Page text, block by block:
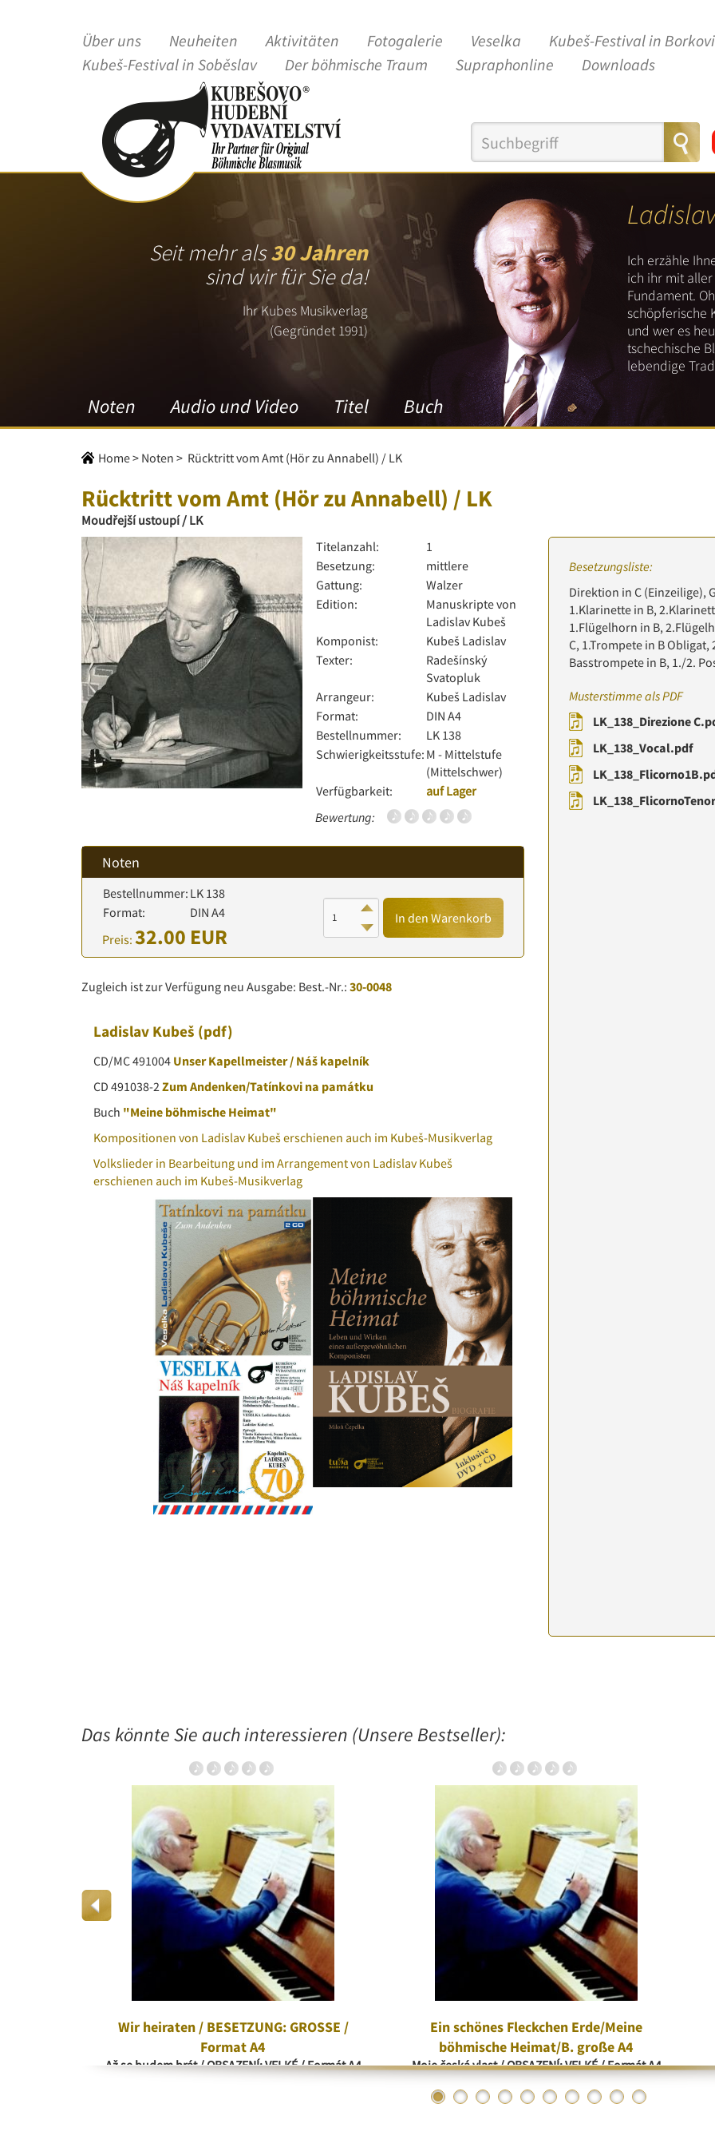
Über uns Neuheiten Aktivitäten Fotogalerie Veselka
Kubeš-Festival in
Kubeš-Festival in Soběslav
Der böhmische Traum Supraphonline Downloads
Seit mehr als30 Jahren
sind wir für Sie da!
Ihr Kubes Musikverlag
(Gegründet 1991)
Noten Audio und Video Titel Buch
Ich erzähle
ich ihr mit
Fundament.
schöpferische
und wer es
tschechische
lebendige
Home> Noten > Rücktritt vom Amt (Hör zu Annabell) / LK
Rücktritt vom Amt (Hör zu Annabell) / LK
Moudřejší ustoupí / LK
Titelanzahl:
1
Besetzung:
mittlere
Gattung:
Walzer
Edition:
Manuskripte von
Ladislav Kubeš
Komponist:
Kubeš Ladislav
Texter:
Radešínský
Svatopluk
Arrangeur:
Kubeš Ladislav
Format:
DIN A4
Bestellnummer:
LK 138
Schwierigkeitsstufe: M - Mittelstufe
(Mittelschwer)
Verfügbarkeit:
auf Lager
Bewertung:
Noten
Bestellnummer: LK 138
Format:
DIN A4
Preis: 32.00 EUR
In den Warenkorb
Zugleich ist zur Verfügung neu Ausgabe: Best.-Nr.: 30-0048
Ladislav Kubeš (pdf)
CD/MC 491004 Unser Kapellmeister / Náš kapelník
CD 491038-2Zum Andenken/Tatínkovi na památku
Buch "Meine böhmische Heimat"
Kompositionen von Ladislav Kubeš erschienen auch im Kubeš-Musikverlag
Volkslieder in Bearbeitung und im Arrangement von Ladislav Kubeš
erschienen auch im Kubeš-Musikverlag
Besetzungsliste:
Direktion in C (Einzeilige),
1.Klarinette in B,
1.Flügelhorn in B,
C, 1.Trompete in B Obligat,
Basstrompete in B, 1./2.
Musterstimme als PDF
LK_138_Direzione
LK_138_Vocal.pdf
Das könnte Sie auch interessieren (Unsere Bestseller):
Wir heiraten / BESETZUNG: GROSSE /
Format A4
Až se budem brát / OBSAZENÍ: VELKÉ / Formát A4
Ein schönes Fleckchen Erde/Meine
böhmische Heimat/B. große A4
Moje česká vlast / OBSAZENÍ: VELKÉ / Formát A4